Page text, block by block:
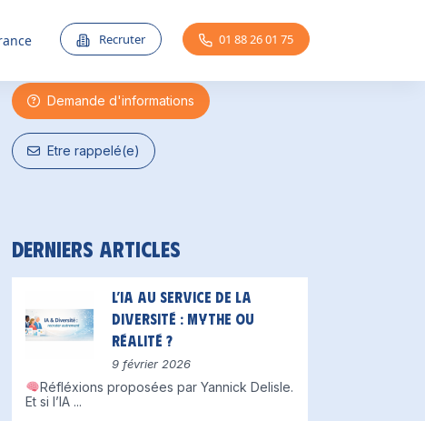
Recruter 01 88 26 01 75
Une question ?
Demande d'informations
Etre rappelé(e)
Derniers articles
L’IA au service de la
diversité : mythe ou
réalité ?
9 février 2026
Réfléxions proposées par Yannick Delisle.
Et si l’IA ...